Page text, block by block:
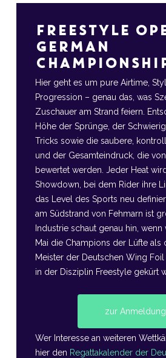
FREESTYLE
GERMAN
Hier geht es um pure Airtime,
Progression – genau das, was
Zuschauer am Strand feiern.
Höhe der Sprünge, der
Tricks sowie die saubere,
und der Gesamteindruck, die
bewertet werden. Jeder Heat
Showdown, bei dem Rider ihre
das Level des Sports neu
am Südstrand von Fehmarn ist
Industrie schaut genau hin, wenn
Mai die Champions der Lüfte als
Meister der Deutschen Wing Foil
in der Disziplin Freestyle gekürt
zur Anmeldung
Wer Interesse an weiteren
hier den Regattakalender der